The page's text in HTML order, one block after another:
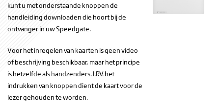
kunt u met onderstaande knoppen de
handleiding downloaden die hoort bij de
ontvanger in uw Speedgate.
Voor het inregelen van kaarten is geen video
of beschrijving beschikbaar, maar het principe
is hetzelfde als handzenders. I.P.V. het
indrukken van knoppen dient de kaart voor de
lezer gehouden te worden.